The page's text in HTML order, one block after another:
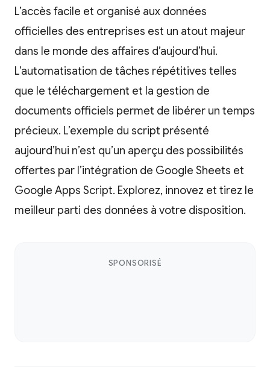
L’accès facile et organisé aux données
officielles des entreprises est un atout majeur
dans le monde des affaires d’aujourd’hui.
L’automatisation de tâches répétitives telles
que le téléchargement et la gestion de
documents officiels permet de libérer un temps
précieux. L’exemple du script présenté
aujourd’hui n’est qu’un aperçu des possibilités
offertes par l’intégration de Google Sheets et
Google Apps Script. Explorez, innovez et tirez le
meilleur parti des données à votre disposition.
SPONSORISÉ